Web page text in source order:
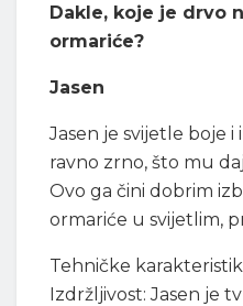
Dakle, koje je drvo
ormariće?
Jasen
Jasen je svijetle boje
ravno zrno, što mu
Ovo ga čini dobrim
ormariće u svijetlim,
Tehničke
Izdržljivost: Jasen je